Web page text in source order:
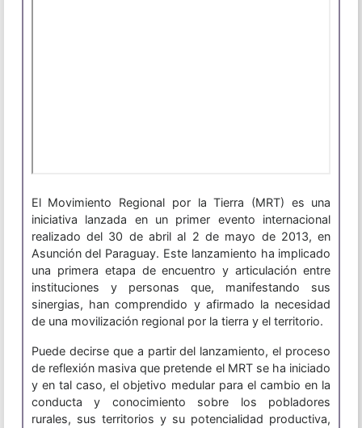
El Movimiento Regional por la Tierra (MRT) es una
iniciativa lanzada en un primer evento internacional
realizado del 30 de abril al 2 de mayo de 2013, en
Asunción del Paraguay. Este lanzamiento ha implicado
una primera etapa de encuentro y articulación entre
instituciones y personas que, manifestando sus
sinergias, han comprendido y afirmado la necesidad
de una movilización regional por la tierra y el territorio.
Puede decirse que a partir del lanzamiento, el proceso
de reflexión masiva que pretende el MRT se ha iniciado
y en tal caso, el objetivo medular para el cambio en la
conducta y conocimiento sobre los pobladores
rurales, sus territorios y su potencialidad productiva,